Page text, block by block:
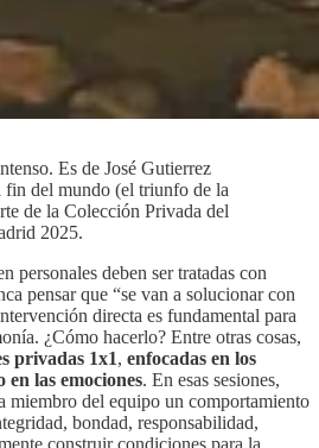
Es de José Gutierrez
fin del mundo (el triunfo de la
de la Colección Privada del
2025.
personales deben ser tratadas con
pensar que “se van a solucionar con
directa es fundamental para
¿Cómo hacerlo? Entre otras cosas,
privadas 1x1, enfocadas en los
en las emociones. En esas sesiones,
miembro del equipo un comportamiento
bondad, responsabilidad,